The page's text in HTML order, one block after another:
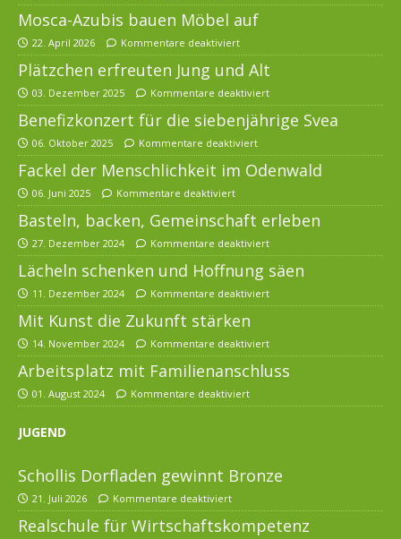
Mosca-Azubis bauen Möbel auf
22. April 2026 Kommentare deaktiviert
Plätzchen erfreuten Jung und Alt
03. Dezember 2025 Kommentare deaktiviert
Benefizkonzert für die siebenjährige Svea
06. Oktober 2025 Kommentare deaktiviert
Fackel der Menschlichkeit im Odenwald
06. Juni 2025 Kommentare deaktiviert
Basteln, backen, Gemeinschaft erleben
27. Dezember 2024 Kommentare deaktiviert
Lächeln schenken und Hoffnung säen
11. Dezember 2024 Kommentare deaktiviert
Mit Kunst die Zukunft stärken
14. November 2024 Kommentare deaktiviert
Arbeitsplatz mit Familienanschluss
01. August 2024 Kommentare deaktiviert
JUGEND
Schollis Dorfladen gewinnt Bronze
21. Juli 2026 Kommentare deaktiviert
Realschule für Wirtschaftskompetenz